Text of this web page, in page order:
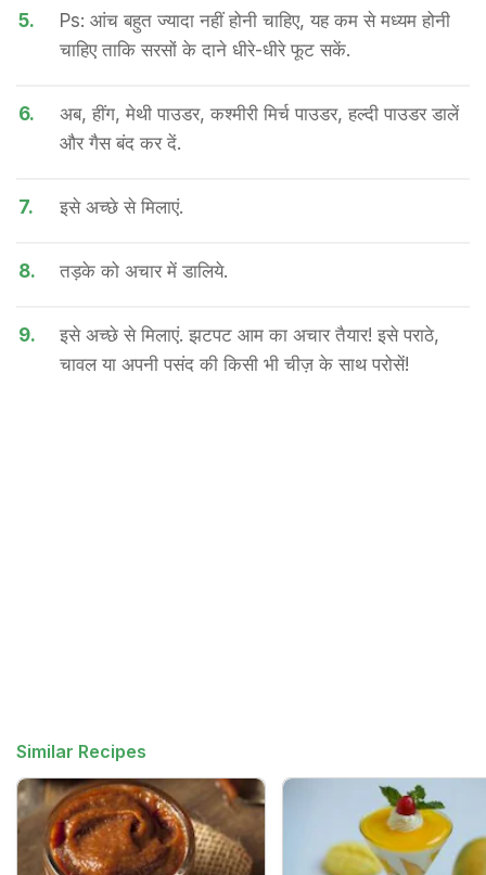
5.
Ps: आंच बहुत ज्यादा नहीं होनी चाहिए, यह कम से मध्यम होनी
चाहिए ताकि सरसों के दाने धीरे-धीरे फूट सकें.
6.
अब, हींग, मेथी पाउडर, कश्मीरी मिर्च पाउडर, हल्दी पाउडर डालें
और गैस बंद कर दें.
7. इसे अच्छे से मिलाएं.
8. तड़के को अचार में डालिये.
9.
इसे अच्छे से मिलाएं. झटपट आम का अचार तैयार! इसे पराठे,
चावल या अपनी पसंद की किसी भी चीज़ के साथ परोसें!
Similar Recipes